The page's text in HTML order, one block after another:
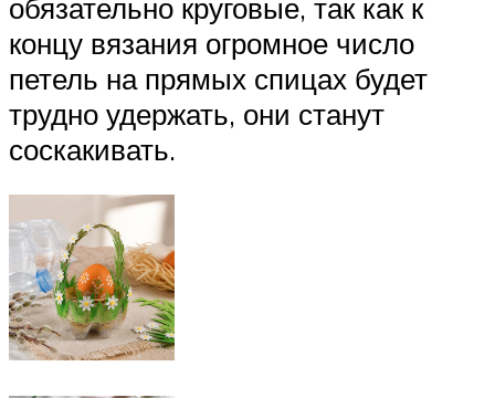
обязательно круговые, так как к
концу вязания огромное число
петель на прямых спицах будет
трудно удержать, они станут
соскакивать.